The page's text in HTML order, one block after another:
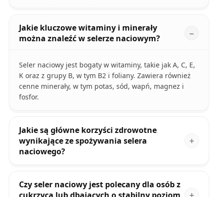
Jakie kluczowe witaminy i minerały
można znaleźć w selerze naciowym?
Seler naciowy jest bogaty w witaminy, takie jak A, C, E,
K oraz z grupy B, w tym B2 i foliany. Zawiera również
cenne minerały, w tym potas, sód, wapń, magnez i
fosfor.
Jakie są główne korzyści zdrowotne
wynikające ze spożywania selera
naciowego?
Czy seler naciowy jest polecany dla osób z